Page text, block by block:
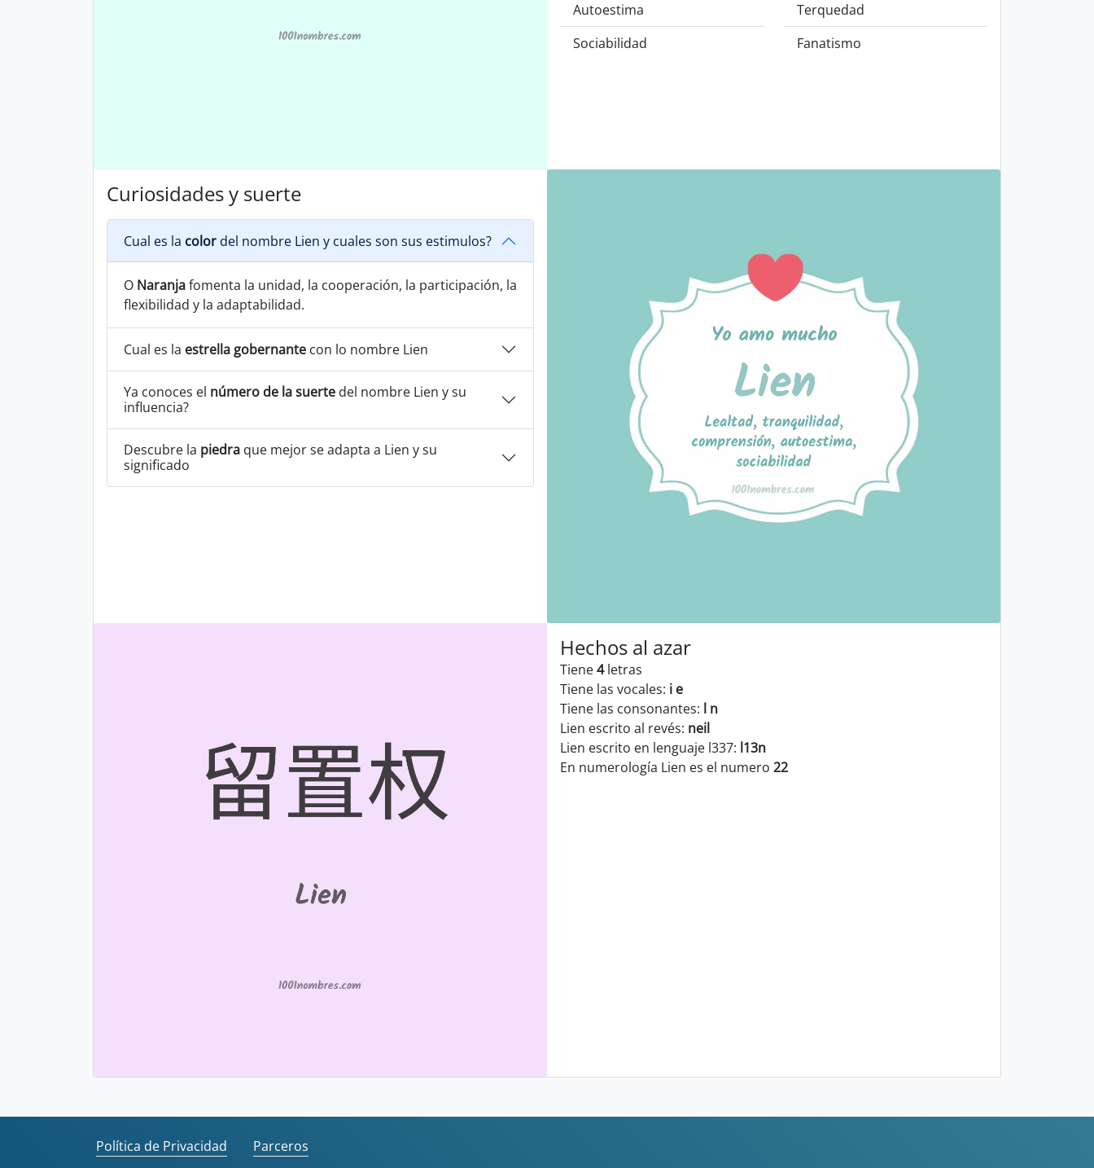
Autoestima
Sociabilidad
Terquedad
Fanatismo
Curiosidades y suerte
Cual es la color del nombre Lien y cuales son sus estimulos?
O Naranjafomenta la unidad, la cooperación, la participación, la
flexibilidad y la adaptabilidad.
Cual es la estrella gobernante con lo nombre Lien
Ya conoces el número de la suerte del nombre Lien y su
influencia?
Descubre la piedra que mejor se adapta a Lien y su
significado
Hechos al azar
Tiene4letras
Tiene las vocales: i e
Tiene las consonantes: l n
Lien escrito al revés: neil
Lien escrito en lenguaje l337: l13n
En numerología Lien es el numero 22
Política de Privacidad Parceros